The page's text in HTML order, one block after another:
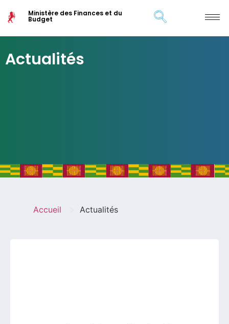
Ministère des Finances et du
Budget
Actualités
Accueil Actualités